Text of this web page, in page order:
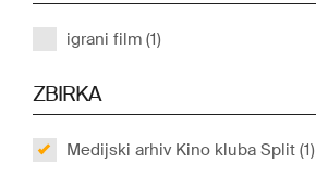
igrani film (1)
ZBIRKA
Medijski arhiv Kino kluba Split (1)